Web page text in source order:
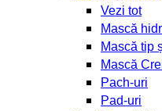
Vezi tot
Mască
Mască tip
Mască
Pach-uri
Pad-uri